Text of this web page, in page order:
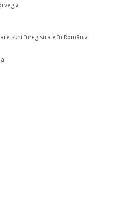
sunt înregistrate în România